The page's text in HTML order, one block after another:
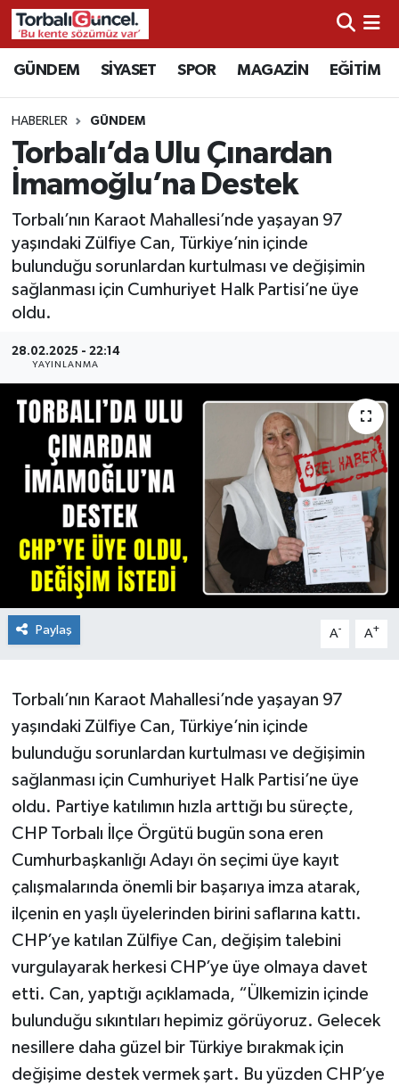
GÜNDEM SİYASET SPOR MAGAZİN EĞİTİM
HABERLER GÜNDEM
Torbalı’da Ulu Çınardan
İmamoğlu’na Destek
Torbalı’nın Karaot Mahallesi’nde yaşayan 97
yaşındaki Zülfiye Can, Türkiye’nin içinde
bulunduğu sorunlardan kurtulması ve değişimin
sağlanması için Cumhuriyet Halk Partisi’ne üye
oldu.
28.02.2025 - 22:14
YAYINLANMA
Paylaş A- A+
Torbalı’nın Karaot Mahallesi’nde yaşayan 97
yaşındaki Zülfiye Can, Türkiye’nin içinde
bulunduğu sorunlardan kurtulması ve değişimin
sağlanması için Cumhuriyet Halk Partisi’ne üye
oldu. Partiye katılımın hızla arttığı bu süreçte,
CHP Torbalı İlçe Örgütü bugün sona eren
Cumhurbaşkanlığı Adayı ön seçimi üye kayıt
çalışmalarında önemli bir başarıya imza atarak,
ilçenin en yaşlı üyelerinden birini saflarına kattı.
CHP’ye katılan Zülfiye Can, değişim talebini
vurgulayarak herkesi CHP’ye üye olmaya davet
etti. Can, yaptığı açıklamada, “Ülkemizin içinde
bulunduğu sıkıntıları hepimiz görüyoruz. Gelecek
nesillere daha güzel bir Türkiye bırakmak için
değişime destek vermek şart. Bu yüzden CHP’ye
İzmir Nöbetçi Eczaneler
İzmir Hava Durumu
İzmir Namaz Vakitleri
İzmir Trafik Yoğunluk Haritası
Süper Lig Puan Durumu ve Fikstür
Tüm Manşetler
Haber Arşivi